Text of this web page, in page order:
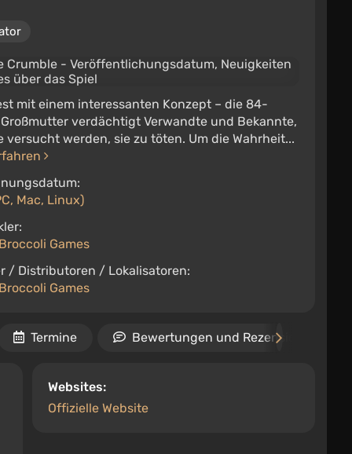
mit einem interessanten Konzept – die 84-
verdächtigt Verwandte und Bekannte,
versucht werden, sie zu töten. Um die Wahrheit...
Mac, Linux)
Games
/ Distributoren / Lokalisatoren:
Games
Termine Bewertungen und Rezensionen
Websites:
Offizielle Website